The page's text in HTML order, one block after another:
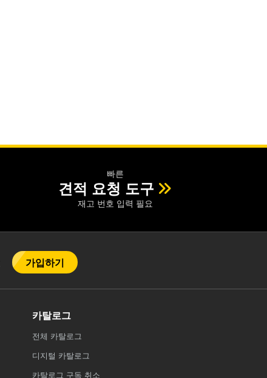
빠른
견적 요청 도구
재고 번호 입력 필요
가입하기
카탈로그
전체 카탈로그
디지털 카탈로그
카탈로그 구독 취소